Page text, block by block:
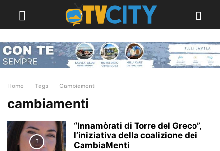
Home Tags Cambiamenti
cambiamenti
“Innamòrati di Torre del Greco”,
l’iniziativa della coalizione dei
CambiaMenti